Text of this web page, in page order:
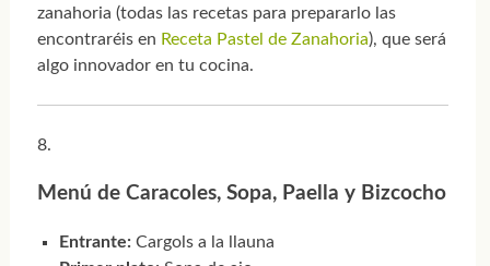
zanahoria (todas las recetas para prepararlo las
encontraréis en Receta Pastel de Zanahoria), que será
algo innovador en tu cocina.
Menú de Caracoles, Sopa, Paella y Bizcocho
Entrante: Cargols a la llauna